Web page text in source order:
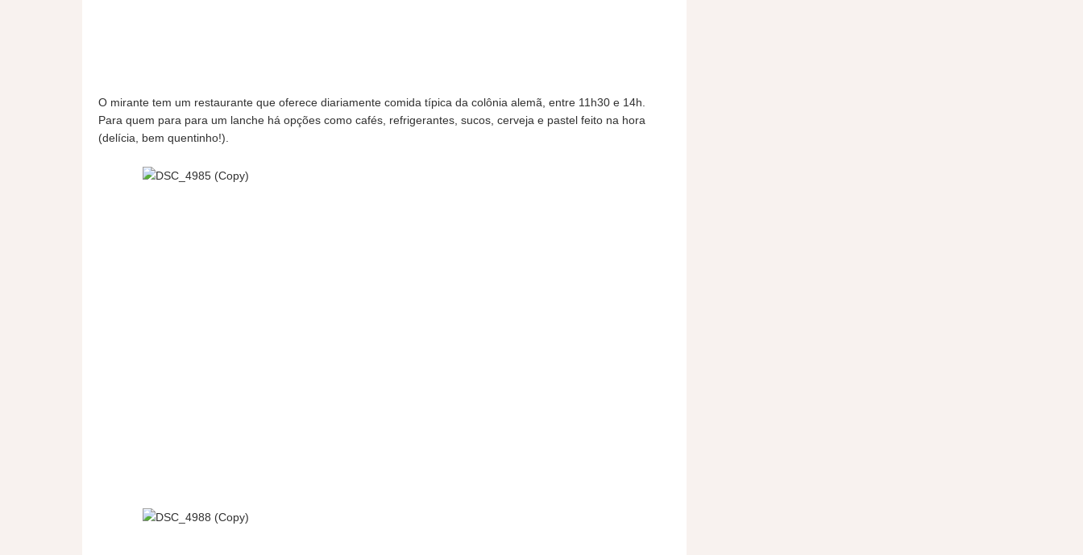
O mirante tem um restaurante que oferece diariamente comida típica da colônia alemã, entre 11h30 e 14h.
Para quem para para um lanche há opções como cafés, refrigerantes, sucos, cerveja e pastel feito na hora
(delícia, bem quentinho!).